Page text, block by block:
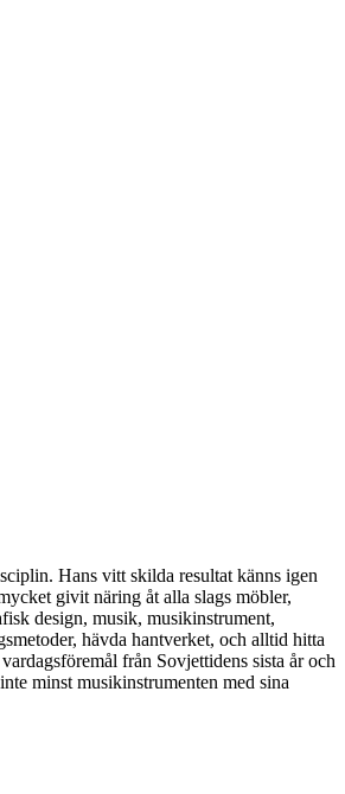
Hans vitt skilda resultat känns igen
givit näring åt alla slags möbler,
design, musik, musikinstrument,
hävda hantverket, och alltid hitta
från Sovjettidens sista år och
minst musikinstrumenten med sina